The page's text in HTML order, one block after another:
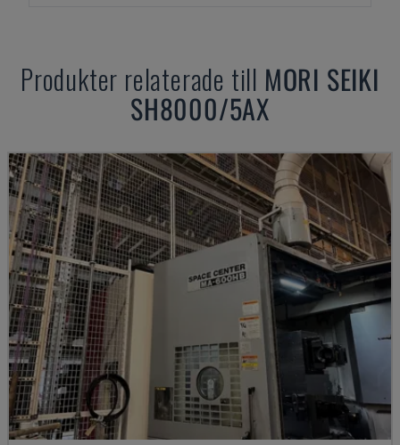
Produkter relaterade till MORI SEIKI
SH8000/5AX